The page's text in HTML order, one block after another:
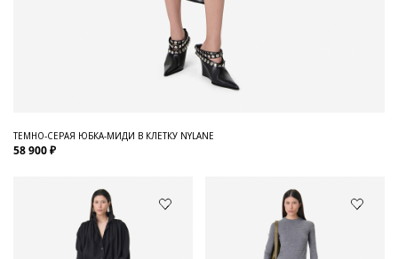
ТЕМНО-СЕРАЯ ЮБКА-МИДИ В КЛЕТКУ NYLANE
58 900 ₽